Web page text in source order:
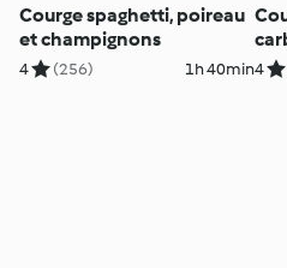
Courge spaghetti, poireau
et champignons
4 (256) 1h 40min4